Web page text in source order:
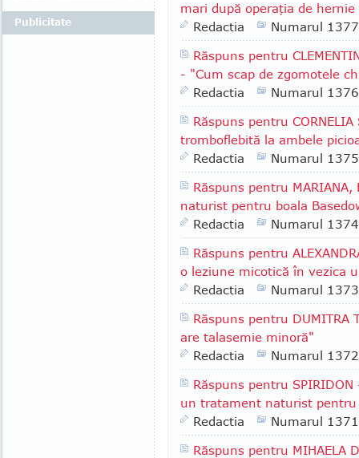
mari după operaţia de hernie
Redactia
Numarul 1377
Răspuns pentru
- "Cum scap de zgomotele
Redactia
Numarul 1376
Răspuns pentru
tromboflebită la ambele
Redactia
Numarul 1375
Răspuns pentru
naturist pentru boala
Redactia
Numarul 1374
Răspuns pentru
o leziune micotică în vezica
Redactia
Numarul 1373
Răspuns pentru
are talasemie minoră"
Redactia
Numarul 1372
Răspuns pentru
un tratament naturist pentru
Redactia
Numarul 1371
Răspuns pentru MIHAELA
Publicitate